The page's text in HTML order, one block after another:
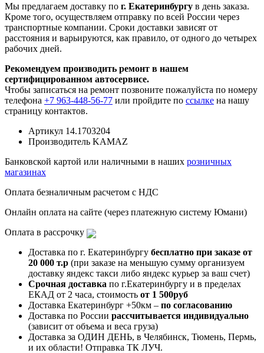
Мы предлагаем доставку по г. Екатеринбургу в день заказа.
Кроме того, осуществляем отправку по всей России через
транспортные компании. Сроки доставки зависят от
расстояния и варьируются, как правило, от одного до четырех
рабочих дней.
Рекомендуем производить ремонт в нашем
сертифицированном автосервисе.
Чтобы записаться на ремонт позвоните пожалуйста по номеру
телефона +7 963-448-56-77 или пройдите по ссылке на нашу
страницу контактов.
Артикул 14.1703204
Производитель KAMAZ
Банковской картой или наличными в наших розничных
магазинах
Оплата безналичным расчетом с НДС
Онлайн оплата на сайте (через платежную систему Юмани)
Оплата в рассрочку
Доставка по г. Екатеринбургу бесплатно при заказе от
20 000 т.р (при заказе на меньшую сумму организуем
доставку яндекс такси либо яндекс курьер за ваш счет)
Срочная доставка по г.Екатеринбургу и в пределах
ЕКАД от 2 часа, стоимость от 1 500руб
Доставка Екатеринбург +50км – по согласованию
Доставка по России рассчитывается индивидуально
(зависит от объема и веса груза)
Доставка за ОДИН ДЕНЬ, в Челябинск, Тюмень, Пермь,
и их области! Отправка ТК ЛУЧ.